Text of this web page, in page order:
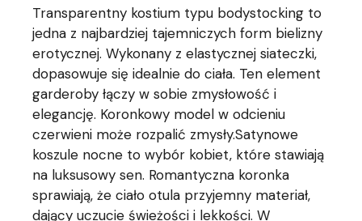
Transparentny kostium typu bodystocking to
jedna z najbardziej tajemniczych form bielizny
erotycznej. Wykonany z elastycznej siateczki,
dopasowuje się idealnie do ciała. Ten element
garderoby łączy w sobie zmysłowość i
elegancję. Koronkowy model w odcieniu
czerwieni może rozpalić zmysły.Satynowe
koszule nocne to wybór kobiet, które stawiają
na luksusowy sen. Romantyczna koronka
sprawiają, że ciało otula przyjemny materiał,
dający uczucie świeżości i lekkości. W